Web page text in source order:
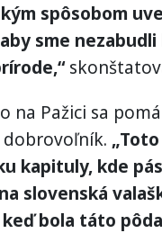
spôsobom
sme
na Pažici sa
kapituly, kde
slovenská
bola táto